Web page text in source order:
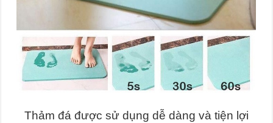
Thảm đá được sử dụng dễ dàng và tiện lợi